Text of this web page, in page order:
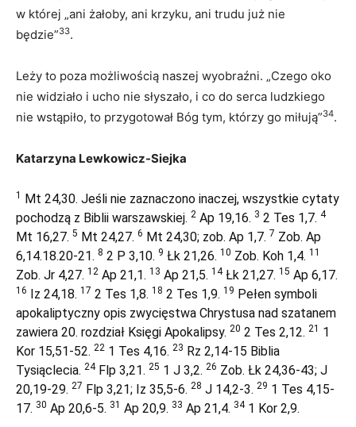
w której „ani żałoby, ani krzyku, ani trudu już nie
będzie”33.
Leży to poza możliwością naszej wyobraźni. „Czego oko
nie widziało i ucho nie słyszało, i co do serca ludzkiego
nie wstąpiło, to przygotował Bóg tym, którzy go miłują”34.
Katarzyna Lewkowicz-Siejka
1 Mt 24,30. Jeśli nie zaznaczono inaczej, wszystkie cytaty
pochodzą z Biblii warszawskiej. 2 Ap 19,16. 3 2 Tes 1,7. 4
Mt 16,27. 5 Mt 24,27. 6 Mt 24,30; zob. Ap 1,7. 7 Zob. Ap
6,14.18.20-21. 8 2 P 3,10. 9 Łk 21,26. 10 Zob. Koh 1,4. 11
Zob. Jr 4,27. 12 Ap 21,1. 13 Ap 21,5. 14Łk 21,27. 15 Ap 6,17.
16 Iz 24,18. 17 2 Tes 1,8. 18 2 Tes 1,9. 19 Pełen symboli
apokaliptyczny opis zwycięstwa Chrystusa nad szatanem
zawiera 20. rozdział Księgi Apokalipsy. 20 2 Tes 2,12. 21 1
Kor 15,51-52. 22 1 Tes 4,16. 23 Rz 2,14-15 Biblia
Tysiąclecia. 24Flp 3,21. 25 1 J 3,2. 26 Zob. Łk 24,36-43; J
20,19-29. 27 Flp 3,21; Iz 35,5-6. 28 J 14,2-3. 29 1 Tes 4,15-
17. 30 Ap 20,6-5. 31 Ap 20,9. 33 Ap 21,4. 341 Kor 2,9.